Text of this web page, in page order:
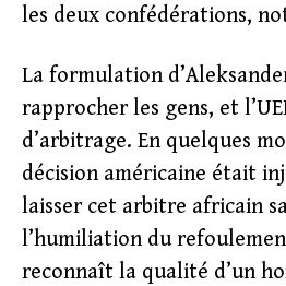
les deux confédérations,
La formulation
rapprocher les gens, et
d’arbitrage. En quelques
décision américaine était
laisser cet arbitre africain
l’humiliation du
reconnaît la qualité d’un